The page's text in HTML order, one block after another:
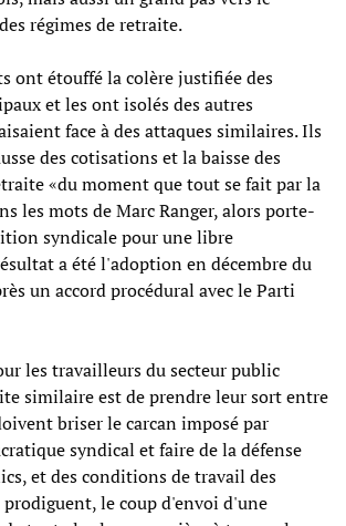
régimes de retraite.
ont étouffé la colère justifiée des
et les ont isolés des autres
face à des attaques similaires. Ils
des cotisations et la baisse des
«du moment que tout se fait par la
les mots de Marc Ranger, alors porte-
syndicale pour une libre
a été l'adoption en décembre du
un accord procédural avec le Parti
les travailleurs du secteur public
similaire est de prendre leur sort entre
briser le carcan imposé par
syndical et faire de la défense
et des conditions de travail des
le coup d'envoi d'une